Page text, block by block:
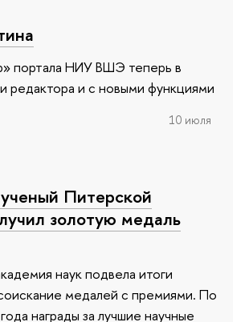
портала НИУ ВШЭ теперь в
редактора и с новыми функциями
10 июля
Питерской
золотую медаль
наук подвела итоги
медалей с премиями. По
награды за лучшие научные